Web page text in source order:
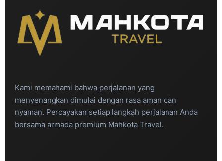
Kami memahami bahwa perjalanan yang
menyenangkan dimulai dengan rasa aman dan
nyaman. Percayakan setiap langkah perjalanan Anda
bersama armada premium Mahkota Travel.